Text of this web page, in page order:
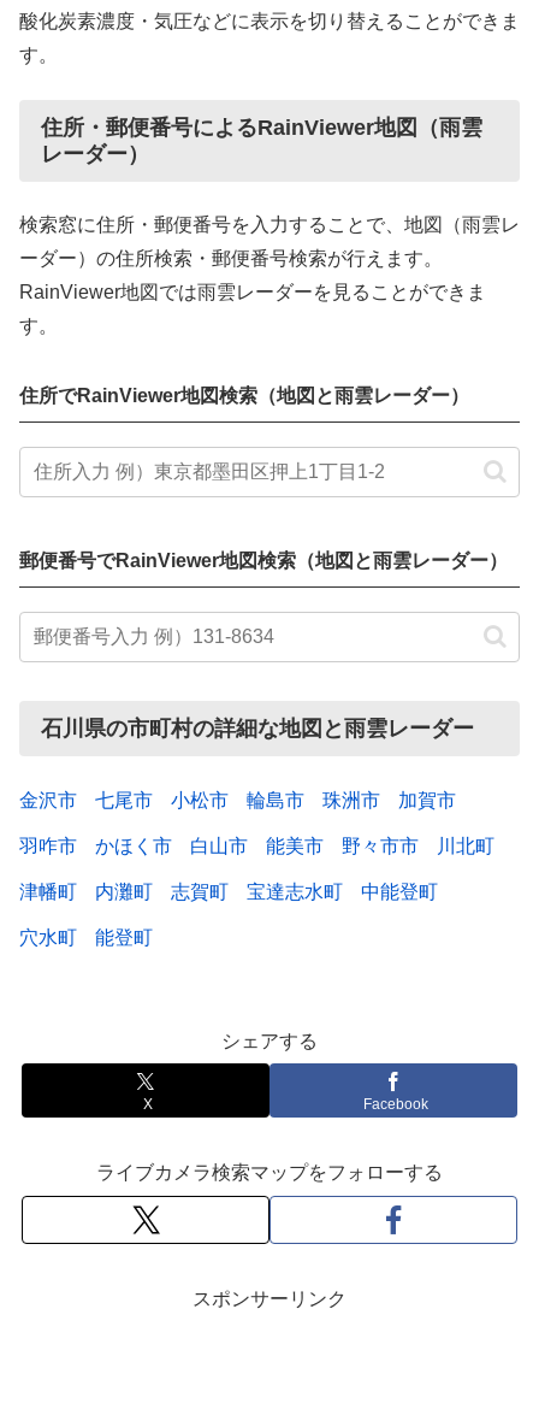
酸化炭素濃度・気圧などに表示を切り替えることができま
す。
住所・郵便番号によるRainViewer地図（雨雲
レーダー）
検索窓に住所・郵便番号を入力することで、地図（雨雲レ
ーダー）の住所検索・郵便番号検索が行えます。
RainViewer地図では雨雲レーダーを見ることができま
す。
住所でRainViewer地図検索（地図と雨雲レーダー）
郵便番号でRainViewer地図検索（地図と雨雲レーダー）
石川県の市町村の詳細な地図と雨雲レーダー
金沢市 七尾市 小松市 輪島市 珠洲市 加賀市
羽咋市 かほく市 白山市 能美市 野々市市 川北町
津幡町 内灘町 志賀町 宝達志水町 中能登町
穴水町 能登町
シェアする
X Facebook
ライブカメラ検索マップをフォローする
スポンサーリンク